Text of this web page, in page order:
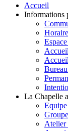
Accueil
Informations
La Chapelle
Equipe
Atelier